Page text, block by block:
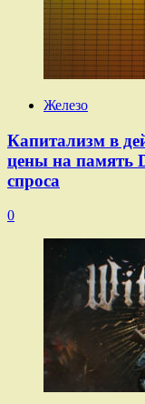
Железо
Капитализм в
цены на память
спроса
0